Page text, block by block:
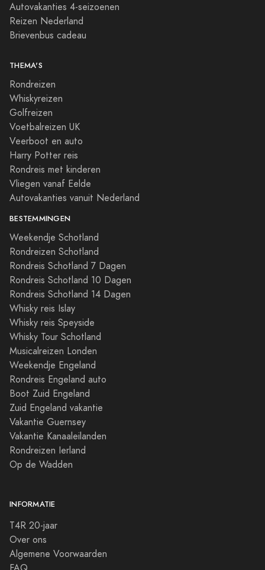
Autovakanties 4-seizoenen
Reizen Nederland
Brievenbus cadeau
THEMA'S
Rondreizen
Whiskyreizen
Golfreizen
Voetbalreizen UK
Veerboot en auto
Harry Potter reis
Rondreis met kinderen
Vliegen vanaf Eelde
Autovakanties vanuit Nederland
BESTEMMINGEN
Weekendje Schotland
Rondreizen Schotland
Rondreis Schotland 7 Dagen
Rondreis Schotland 10 Dagen
Rondreis Schotland 14 Dagen
Whisky reis Islay
Whisky reis Speyside
Whisky Tour Schotland
Musicalreizen Londen
Weekendje Engeland
Rondreis Engeland auto
Boot Zuid Engeland
Zuid Engeland vakantie
Vakantie Guernsey
Vakantie Kanaaleilanden
Rondreizen Ierland
Op de Wadden
INFORMATIE
T4R 20-jaar
Over ons
Algemene Voorwaarden